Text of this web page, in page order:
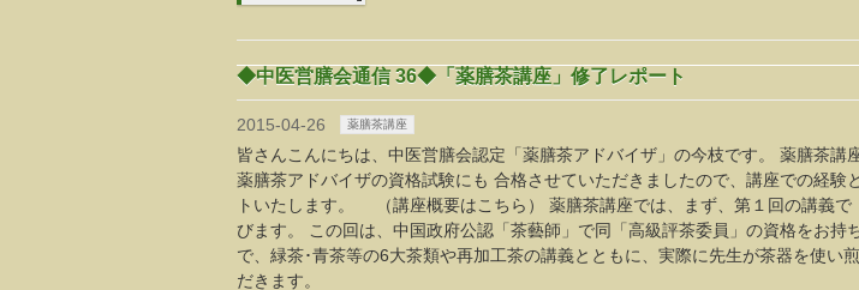
◆中医営膳会通信 36◆「薬膳茶講座」修了レポート
2015-04-26 薬膳茶講座
皆さんこんにちは、中医営膳会認定「薬膳茶アドバイザ」の今枝です。 薬膳茶講
薬膳茶アドバイザの資格試験にも 合格させていただきましたので、講座での経験
トいたします。 （講座概要はこちら） 薬膳茶講座では、まず、第１回の講義で
びます。 この回は、中国政府公認「茶藝師」で同「高級評茶委員」の資格をお持
で、緑茶･青茶等の6大茶類や再加工茶の講義とともに、実際に先生が茶器を使い
だきます。